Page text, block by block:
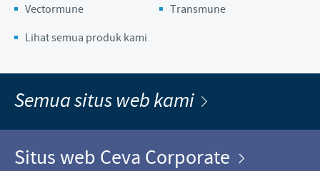
Vectormune
Transmune
Lihat semua produk kami
Semua situs web kami
Situs web Ceva Corporate